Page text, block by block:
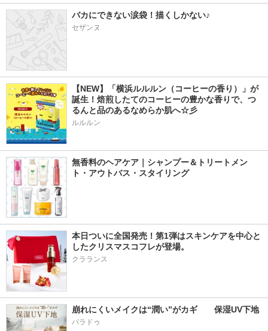
バカにできない涙袋！描くしかない♪
セザンヌ
【NEW】「横浜ルルルン（コーヒーの香り）」が
誕生！焙煎したてのコーヒーの豊かな香りで、つ
るんと品のあるなめらか肌へ☆彡
ルルルン
無香料のヘアケア｜シャンプー＆トリートメン
ト・アウトバス・スタイリング
本日ついに全国発売！第1弾はスキンケアを中心と
したクリスマスコフレが登場。
クラランス
崩れにくいメイクは“潤い”がカギ　　保湿UV下地
パラドゥ